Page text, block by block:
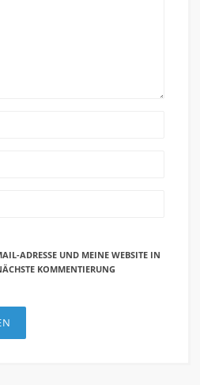
ADRESSE UND MEINE WEBSITE IN
KOMMENTIERUNG